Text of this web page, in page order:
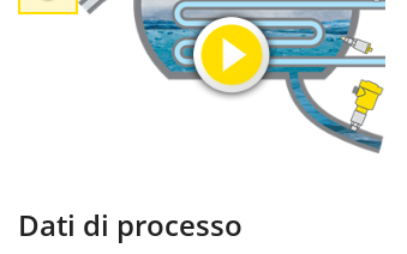
Dati di processo